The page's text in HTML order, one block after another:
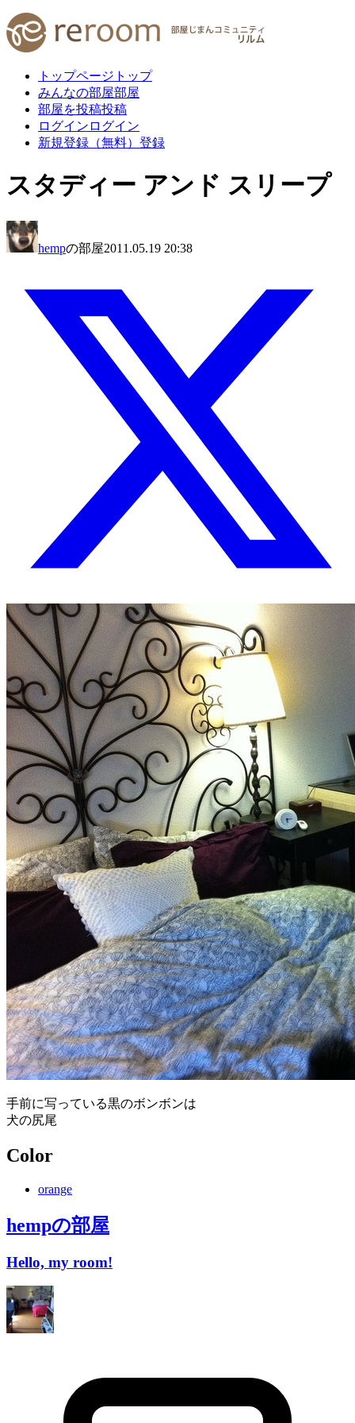
トップページ トップ
みんなの部屋部屋
部屋を投稿投稿
ログイン ログイン
新規登録（無料） 登録
スタディー アンド スリープ
hempの部屋2011.05.19 20:38
手前に写っている黒のボンボンは
犬の尻尾
Color
orange
hempの部屋
Hello, my room!